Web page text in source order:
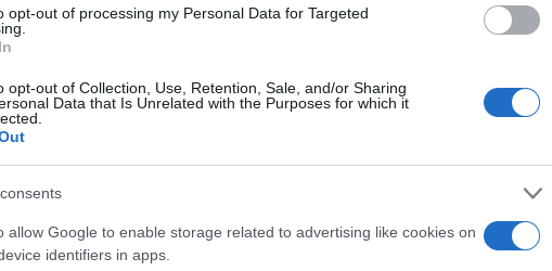
opt-out of processing my Personal Data for Targeted
opt-out of Collection, Use, Retention, Sale, and/or Sharing
Data that Is Unrelated with the Purposes for which it
allow Google to enable storage related to advertising like cookies on
identifiers in apps.
ενημερώνει όλους τους
νομείς (φυσικά ή νομικά πρόσωπα
δικαίου), φορείς του δημόσιου τομέα
την περ. α) της παρ. 1 του άρθρου 14
2014, επικαρπωτές, μισθωτές και